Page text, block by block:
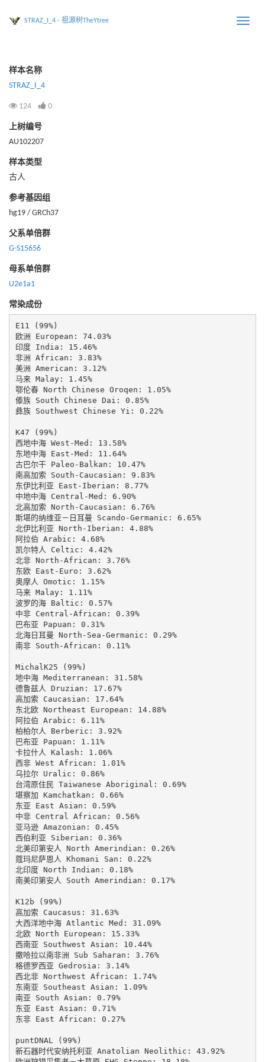
Toggle
STRAZ_I_4 - 祖源树TheYtree
样本名称
STRAZ_I_4
124 0
上树编号
AU102207
样本类型
古人
参考基因组
hg19 / GRCh37
父系单倍群
G-S15656
母系单倍群
U2e1a1
常染成份
E11 (99%)
欧洲 European: 74.03%
印度 India: 15.46%
非洲 African: 3.83%
美洲 American: 3.12%
马来 Malay: 1.45%
鄂伦春 North Chinese Oroqen: 1.05%
傣族 South Chinese Dai: 0.85%
彝族 Southwest Chinese Yi: 0.22%
K47 (99%)
西地中海 West-Med: 13.58%
东地中海 East-Med: 11.64%
古巴尔干 Paleo-Balkan: 10.47%
南高加索 South-Caucasian: 9.83%
东伊比利亚 East-Iberian: 8.77%
中地中海 Central-Med: 6.90%
北高加索 North-Caucasian: 6.76%
斯堪的纳维亚－日耳曼 Scando-Germanic: 6.65%
北伊比利亚 North-Iberian: 4.88%
阿拉伯 Arabic: 4.68%
凯尔特人 Celtic: 4.42%
北非 North-African: 3.76%
东欧 East-Euro: 3.62%
奥摩人 Omotic: 1.15%
马来 Malay: 1.11%
波罗的海 Baltic: 0.57%
中非 Central-African: 0.39%
巴布亚 Papuan: 0.31%
北海日耳曼 North-Sea-Germanic: 0.29%
南非 South-African: 0.11%
MichalK25 (99%)
地中海 Mediterranean: 31.58%
德鲁兹人 Druzian: 17.67%
高加索 Caucasian: 17.64%
东北欧 Northeast European: 14.88%
阿拉伯 Arabic: 6.11%
柏柏尔人 Berberic: 3.92%
巴布亚 Papuan: 1.11%
卡拉什人 Kalash: 1.06%
西非 West African: 1.01%
乌拉尔 Uralic: 0.86%
台湾原住民 Taiwanese Aboriginal: 0.69%
堪察加 Kamchatkan: 0.66%
东亚 East Asian: 0.59%
中非 Central African: 0.56%
亚马逊 Amazonian: 0.45%
西伯利亚 Siberian: 0.36%
北美印第安人 North Amerindian: 0.26%
蔻玛尼萨恩人 Khomani San: 0.22%
北印度 North Indian: 0.18%
南美印第安人 South Amerindian: 0.17%
K12b (99%)
高加索 Caucasus: 31.63%
大西洋地中海 Atlantic Med: 31.09%
北欧 North European: 15.33%
西南亚 Southwest Asian: 10.44%
撒哈拉以南非洲 Sub Saharan: 3.76%
格德罗西亚 Gedrosia: 3.14%
西北非 Northwest African: 1.74%
东南亚 Southeast Asian: 1.09%
南亚 South Asian: 0.79%
东亚 East Asian: 0.71%
东非 East African: 0.27%
puntDNAL (99%)
新石器时代安纳托利亚 Anatolian Neolithic: 43.92%